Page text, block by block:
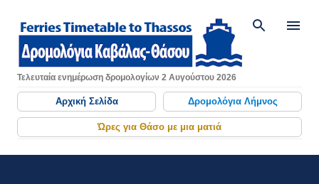
Μετάβαση στο κύριο περιεχόμενο
Τελευταία ενημέρωση δρομολογίων 2 Αυγούστου 2026
Αρχική Σελίδα Δρομολόγια Λήμνος
Ώρες για Θάσο με μια ματιά